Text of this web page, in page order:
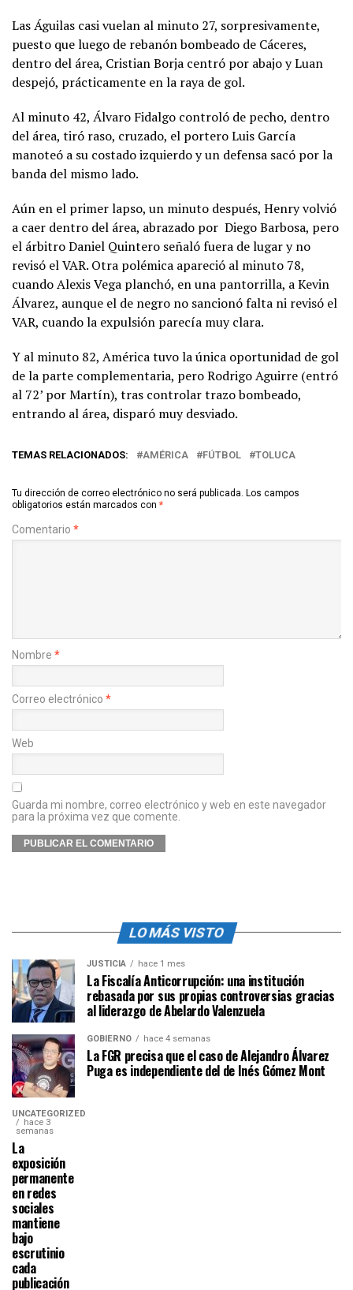
Las Águilas casi vuelan al minuto 27, sorpresivamente,
puesto que luego de rebanón bombeado de Cáceres,
dentro del área, Cristian Borja centró por abajo y Luan
despejó, prácticamente en la raya de gol.
Al minuto 42, Álvaro Fidalgo controló de pecho, dentro
del área, tiró raso, cruzado, el portero Luis García
manoteó a su costado izquierdo y un defensa sacó por la
banda del mismo lado.
Aún en el primer lapso, un minuto después, Henry volvió
a caer dentro del área, abrazado por Diego Barbosa, pero
el árbitro Daniel Quintero señaló fuera de lugar y no
revisó el VAR. Otra polémica apareció al minuto 78,
cuando Alexis Vega planchó, en una pantorrilla, a Kevin
Álvarez, aunque el de negro no sancionó falta ni revisó el
VAR, cuando la expulsión parecía muy clara.
Y al minuto 82, América tuvo la única oportunidad de gol
de la parte complementaria, pero Rodrigo Aguirre (entró
al 72’ por Martín), tras controlar trazo bombeado,
entrando al área, disparó muy desviado.
TEMAS RELACIONADOS: AMÉRICA FÚTBOL TOLUCA
Tu dirección de correo electrónico no será publicada. Los campos
obligatorios están marcados con *
Comentario *
Nombre *
Correo electrónico *
Web
Guarda mi nombre, correo electrónico y web en este navegador
para la próxima vez que comente.
LO MÁS VISTO
JUSTICIA hace 1 mes
La Fiscalía Anticorrupción: una institución
rebasada por sus propias controversias gracias
al liderazgo de Abelardo Valenzuela
GOBIERNO hace 4 semanas
La FGR precisa que el caso de Alejandro Álvarez
Puga es independiente del de Inés Gómez Mont
UNCATEGORIZED
hace 3
semanas
La
exposición
permanente
en redes
sociales
mantiene
bajo
escrutinio
cada
publicación